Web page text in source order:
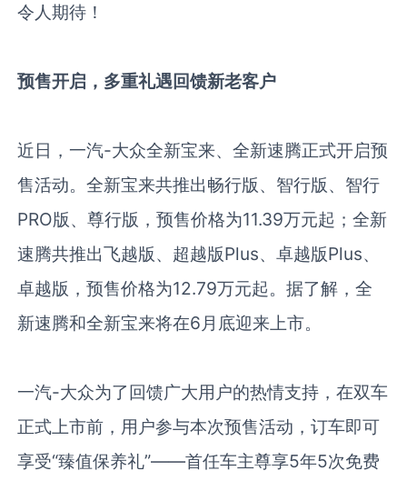
令人期待！
预售开启，多重礼遇回馈新老客户
近日，一汽-大众全新宝来、全新速腾正式开启预
售活动。全新宝来共推出畅行版、智行版、智行
PRO版、尊行版，预售价格为11.39万元起；全新
速腾共推出飞越版、超越版Plus、卓越版Plus、
卓越版，预售价格为12.79万元起。据了解，全
新速腾和全新宝来将在6月底迎来上市。
一汽-大众为了回馈广大用户的热情支持，在双车
正式上市前，用户参与本次预售活动，订车即可
享受“臻值保养礼”——首任车主尊享5年5次免费